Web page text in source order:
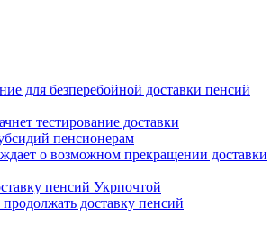
для безперебойной доставки пенсий
тестирование доставки
пенсионерам
о возможном прекращении доставки
пенсий Укрпочтой
доставку пенсий